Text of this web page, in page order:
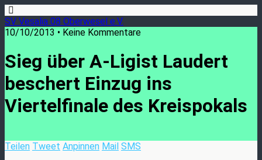
SV Vesalia 08 Oberwesel e.V.
10/10/2013 • Keine Kommentare
Sieg über A-Ligist Laudert
beschert Einzug ins
Viertelfinale des Kreispokals
Teilen Tweet Anpinnen Mail SMS